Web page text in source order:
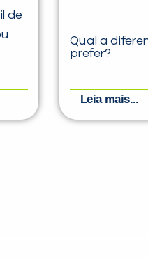
de
Qual a
prefer?
Leia mais...